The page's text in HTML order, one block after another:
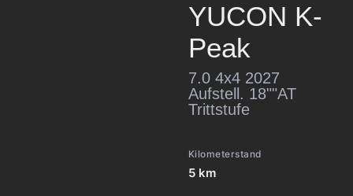
YUCON K-
Peak
7.0 4x4 2027
Aufstell. 18""AT
Trittstufe
Kilometerstand
5 km